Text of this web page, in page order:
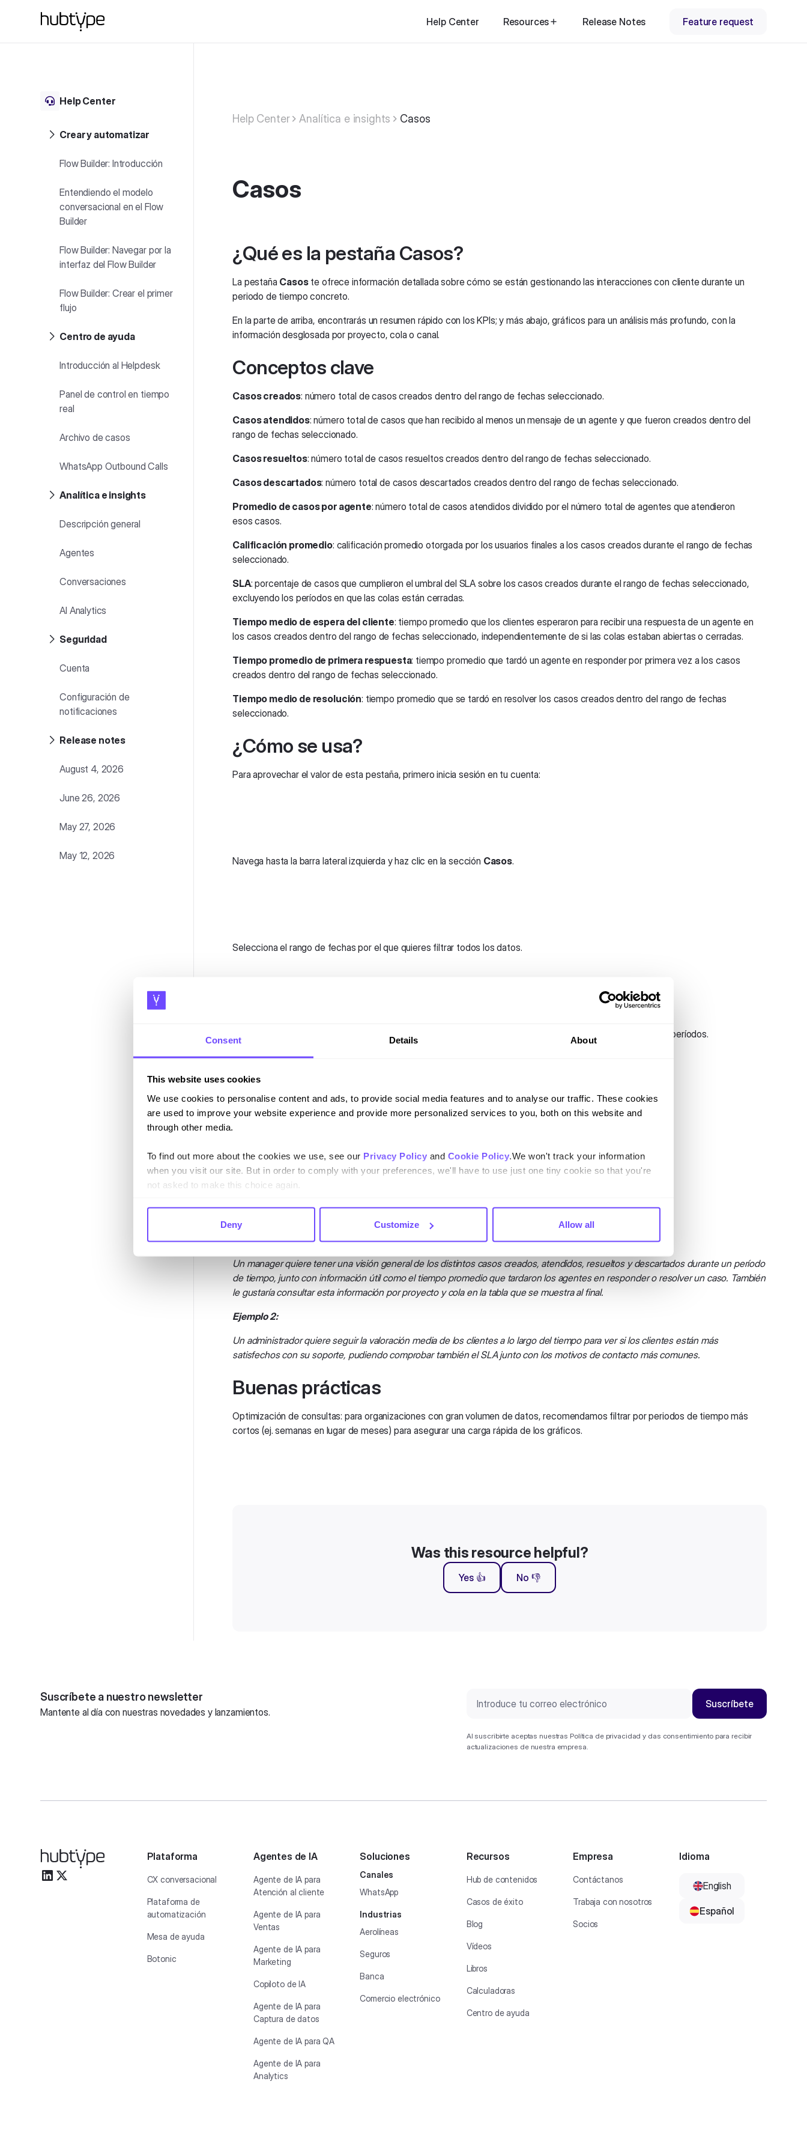
Consent Details About
This website uses cookies
We use cookies to personalise content and ads, to provide social media features and to analyse our traffic. These cookies
are used to improve your website experience and provide more personalized services to you, both on this website and
through other media.
To find out more about the cookies we use, see our Privacy Policy and Cookie Policy.We won't track your information
when you visit our site. But in order to comply with your preferences, we'll have to use just one tiny cookie so that you're
not asked to make this choice again.
Deny Customize Allow all
Help Center Resources Release Notes Feature request
Help Center
Crear y automatizar
Flow Builder: Introducción
Entendiendo el modelo
conversacional en el Flow
Builder
Flow Builder: Navegar por la
interfaz del Flow Builder
Flow Builder: Crear el primer
flujo
Centro de ayuda
Introducción al Helpdesk
Panel de control en tiempo
real
Archivo de casos
WhatsApp Outbound Calls
Analítica e insights
Descripción general
Agentes
Conversaciones
AI Analytics
Seguridad
Cuenta
Configuración de
notificaciones
Release notes
August 4, 2026
June 26, 2026
May 27, 2026
May 12, 2026
Help Center Analítica e insights Casos
Casos
¿Qué es la pestaña Casos?
La pestaña Casoste ofrece información detallada sobre cómo se están gestionando las interacciones con cliente durante un
periodo de tiempo concreto.
En la parte de arriba, encontrarás un resumen rápido con los KPIs; y más abajo, gráficos para un análisis más profundo, con la
información desglosada por proyecto, cola o canal.
Conceptos clave
Casos creados: número total de casos creados dentro del rango de fechas seleccionado.
Casos atendidos: número total de casos que han recibido al menos un mensaje de un agente y que fueron creados dentro del
rango de fechas seleccionado.
Casos resueltos: número total de casos resueltos creados dentro del rango de fechas seleccionado.
Casos descartados: número total de casos descartados creados dentro del rango de fechas seleccionado.
Promedio de casos por agente: número total de casos atendidos dividido por el número total de agentes que atendieron
esos casos.
Calificación promedio: calificación promedio otorgada por los usuarios finales a los casos creados durante el rango de fechas
seleccionado.
SLA: porcentaje de casos que cumplieron el umbral del SLA sobre los casos creados durante el rango de fechas seleccionado,
excluyendo los períodos en que las colas están cerradas.
Tiempo medio de espera del cliente: tiempo promedio que los clientes esperaron para recibir una respuesta de un agente en
los casos creados dentro del rango de fechas seleccionado, independientemente de si las colas estaban abiertas o cerradas.
Tiempo promedio de primera respuesta: tiempo promedio que tardó un agente en responder por primera vez a los casos
creados dentro del rango de fechas seleccionado.
Tiempo medio de resolución: tiempo promedio que se tardó en resolver los casos creados dentro del rango de fechas
seleccionado.
¿Cómo se usa?
Para aprovechar el valor de esta pestaña, primero inicia sesión en tu cuenta:
Navega hasta la barra lateral izquierda y haz clic en la sección Casos.
Selecciona el rango de fechas por el que quieres filtrar todos los datos.
Puedes especificar el rango de fechas para poder comparar KPIs y ver el porcentaje de variación entre dos períodos.
Elige los proyectos, colas o canales de los que quieres ver información.
Ejemplos o casos de uso
Ejemplo 1:
Un manager quiere tener una visión general de los distintos casos creados, atendidos, resueltos y descartados durante un período
de tiempo, junto con información útil como el tiempo promedio que tardaron los agentes en responder o resolver un caso. También
le gustaría consultar esta información por proyecto y cola en la tabla que se muestra al final.
Ejemplo 2:
Un administrador quiere seguir la valoración media de los clientes a lo largo del tiempo para ver si los clientes están más
satisfechos con su soporte, pudiendo comprobar también el SLA junto con los motivos de contacto más comunes.
Buenas prácticas
Optimización de consultas: para organizaciones con gran volumen de datos, recomendamos filtrar por periodos de tiempo más
cortos (ej. semanas en lugar de meses) para asegurar una carga rápida de los gráficos.
Was this resource helpful?
Yes 👍 No 👎
Suscríbete a nuestro newsletter
Mantente al día con nuestras novedades y lanzamientos.
Al suscribirte aceptas nuestras Política de privacidad y das consentimiento para recibir
actualizaciones de nuestra empresa.
Plataforma
CX conversacional
Plataforma de
automatización
Mesa de ayuda
Botonic
Agentes de IA
Agente de IA para
Atención al cliente
Agente de IA para
Ventas
Agente de IA para
Marketing
Copiloto de IA
Agente de IA para
Captura de datos
Agente de IA para QA
Agente de IA para
Analytics
Soluciones
Canales
WhatsApp
Industrias
Aerolíneas
Seguros
Banca
Comercio electrónico
Recursos
Hub de contenidos
Casos de éxito
Blog
Vídeos
Libros
Calculadoras
Centro de ayuda
Empresa
Contáctanos
Trabaja con nosotros
Socios
Idioma
English
Español